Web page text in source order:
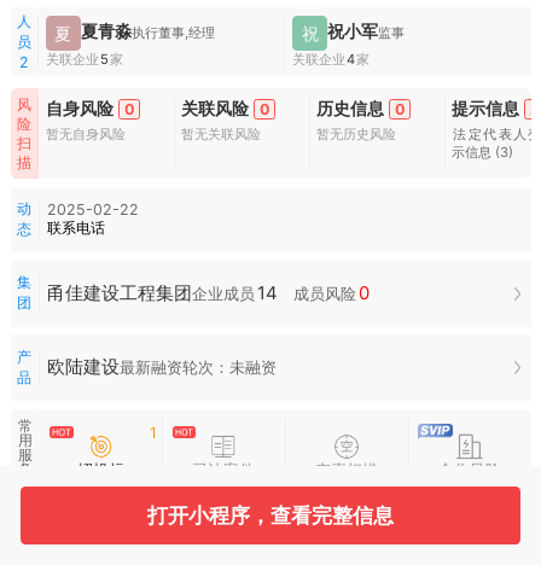
人
员
2
夏 夏青淼执行董事,经理
关联企业 5家
祝 祝小军监事
关联企业4家
风
险
扫
描
自身风险 0
暂无自身风险
关联风险 0
暂无关联风险
历史信息 0
暂无历史风险
提示信息
法定代表人
示信息 (3)
动
态
2025-02-22
联系电话
集
团
甬佳建设工程集团企业成员 14 成员风险0
产
品
欧陆建设最新融资轮次：未融资
常
用
服
务
1
招投标 司法案件 空壳扫描 合作风险
图
打开小程序，查看完整信息